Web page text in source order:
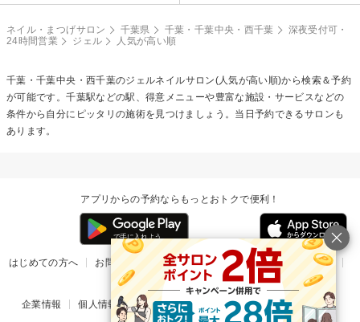
ネイル・まつげサロン 千葉県 千葉・千葉中央・西千葉
深夜受付可・
24時間営業
ジェル 人気が高い順
千葉・千葉中央・西千葉のジェルネイルサロン(人気が高い順)から検索＆予約
が可能です。千葉駅などの駅、得意メニューや豊富な施設・サービスなどの
条件から自分にピッタリの施術を見つけましょう。当日予約できるサロンも
あります。
アプリからの予約ならもっとおトクで便利！
はじめての方へ お問い合わせ ヘルプ リリース情報
利用規約
掲載ご希望のサロン様
企業情報 個人情報保護方針 楽天のサービス一覧 アプリ一覧